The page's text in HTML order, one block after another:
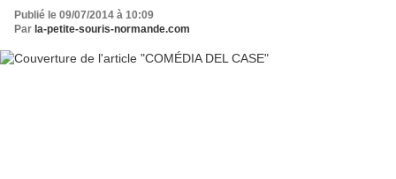
Publié le 09/07/2014 à 10:09
Par la-petite-souris-normande.com